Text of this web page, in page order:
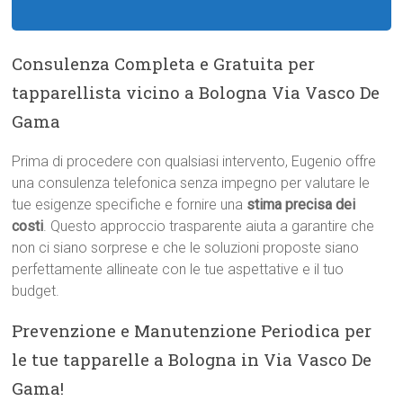
Consulenza Completa e Gratuita per
tapparellista vicino a Bologna Via Vasco De
Gama
Prima di procedere con qualsiasi intervento, Eugenio offre
una consulenza telefonica senza impegno per valutare le
tue esigenze specifiche e fornire una stima precisa dei
costi. Questo approccio trasparente aiuta a garantire che
non ci siano sorprese e che le soluzioni proposte siano
perfettamente allineate con le tue aspettative e il tuo
budget.
Prevenzione e Manutenzione Periodica per
le tue tapparelle a Bologna in Via Vasco De
Gama!